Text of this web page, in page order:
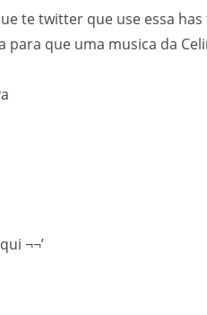
te twitter que use essa has
para que uma musica da
¬¬’